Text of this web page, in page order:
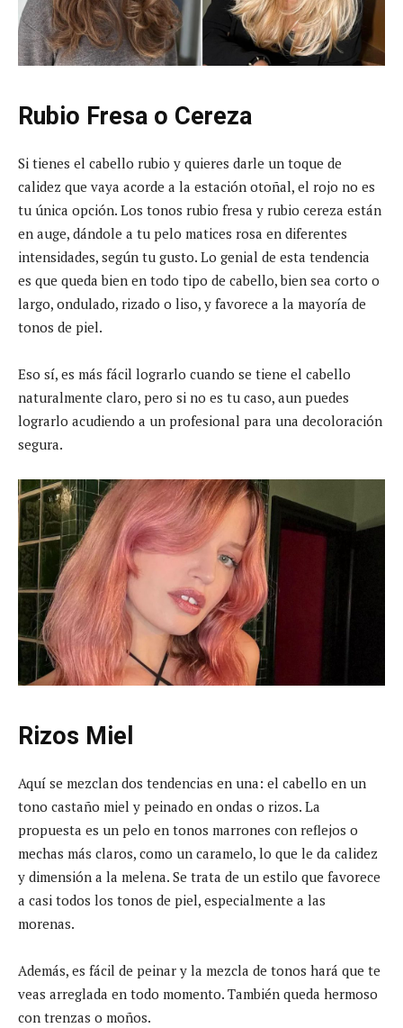
Rubio Fresa o Cereza
Si tienes el cabello rubio y quieres darle un toque de
calidez que vaya acorde a la estación otoñal, el rojo no es
tu única opción. Los tonos rubio fresa y rubio cereza están
en auge, dándole a tu pelo matices rosa en diferentes
intensidades, según tu gusto. Lo genial de esta tendencia
es que queda bien en todo tipo de cabello, bien sea corto o
largo, ondulado, rizado o liso, y favorece a la mayoría de
tonos de piel.
Eso sí, es más fácil lograrlo cuando se tiene el cabello
naturalmente claro, pero si no es tu caso, aun puedes
lograrlo acudiendo a un profesional para una decoloración
segura.
Rizos Miel
Aquí se mezclan dos tendencias en una: el cabello en un
tono castaño miel y peinado en ondas o rizos. La
propuesta es un pelo en tonos marrones con reflejos o
mechas más claros, como un caramelo, lo que le da calidez
y dimensión a la melena. Se trata de un estilo que favorece
a casi todos los tonos de piel, especialmente a las
morenas.
Además, es fácil de peinar y la mezcla de tonos hará que te
veas arreglada en todo momento. También queda hermoso
con trenzas o moños.